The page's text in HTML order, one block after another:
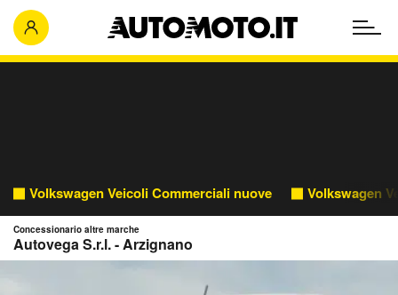
Volkswagen Veicoli Commerciali nuove Volkswagen
Concessionario altre marche
Autovega S.r.l. - Arzignano